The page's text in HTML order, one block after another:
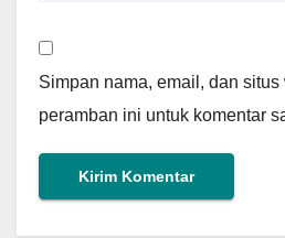
Simpan nama, email, dan
peramban ini untuk komentar